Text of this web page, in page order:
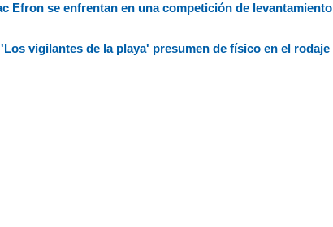
Efron se enfrentan en una competición de levantamiento
vigilantes de la playa' presumen de físico en el rodaje